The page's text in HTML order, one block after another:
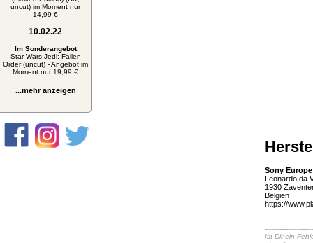
uncut) im Moment nur
14,99 €
10.02.22
Im Sonderangebot
Star Wars Jedi: Fallen
Order (uncut) - Angebot im
Moment nur 19,99 €
...mehr anzeigen
Sony Europe
Leonardo da
1930
Belgien
https://
Ist Dir ein